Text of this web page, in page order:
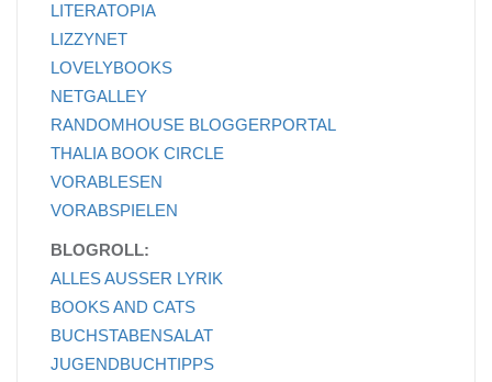
LITERATOPIA
LIZZYNET
LOVELYBOOKS
NETGALLEY
RANDOMHOUSE BLOGGERPORTAL
THALIA BOOK CIRCLE
VORABLESEN
VORABSPIELEN
BLOGROLL:
ALLES AUSSER LYRIK
BOOKS AND CATS
BUCHSTABENSALAT
JUGENDBUCHTIPPS